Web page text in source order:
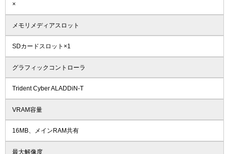
×
メモリメディアスロット
SDカードスロット×1
グラフィックコントローラ
Trident Cyber ALADDiN-T
VRAM容量
16MB、メインRAM共有
最大解像度